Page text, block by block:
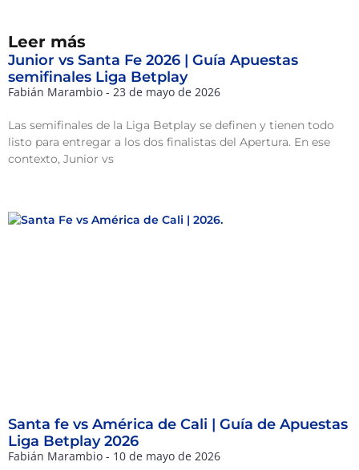
Leer más
Junior vs Santa Fe 2026 | Guía Apuestas
semifinales Liga Betplay
Fabián Marambio 23 de mayo de 2026
Las semifinales de la Liga Betplay se definen y tienen todo
listo para entregar a los dos finalistas del Apertura. En ese
contexto, Junior vs
Santa fe vs América de Cali | Guía de Apuestas
Liga Betplay 2026
Fabián Marambio 10 de mayo de 2026